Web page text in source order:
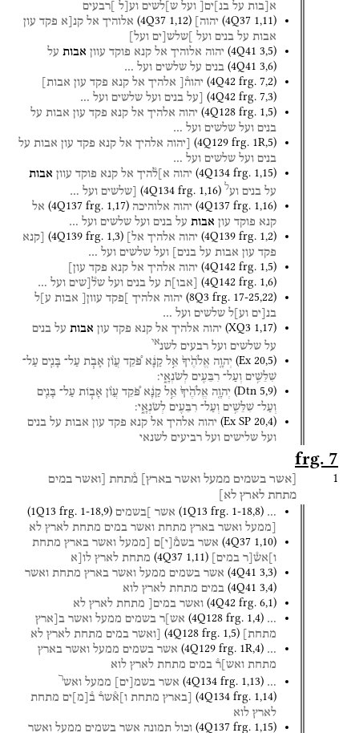
א[בות על בנ]ים[ ועל ש]לשים וע[ל ]רבעים
(4Q37 1,11) יהוה] (4Q37 1,12) אלוהיך אל קנ[א פקד עון
אבות על בנים ועל ]שלש[ים ועל]
(4Q41 3,5) יהוה אלוהיך אל קנא פוקד עוון אבות על
(4Q41 3,6) בנים על שלשים ועל …
(4Q42 frg. 7,2) יהוה֯[ אלהיך אל קנא פקד עון אבות]
(4Q42 frg. 7,3) [על בנים ועל שלשים ועל …
(4Q128 frg. 1,5) יהוה אלהיך אל קנא פקד עון אבות על
בנים ועל שלשים ועל …
(4Q129 frg. 1R,5) [יהוה אלהיך אל קנא פקד עון אבות על
בנים ועל שלשים ועל …
(4Q134 frg. 1,15) יהוה א]ל֯היך אל קנא פוקד עוון אבות
על בנים ועל (4Q134 frg. 1,16) [שלשים ועל …
(4Q137 frg. 1,16) יהוה אלוהיכה (4Q137 frg. 1,17)
אל
קנא פוקד עון אבות על בנים ועל שלשים ועל …
(4Q139 frg. 1,2) יהוה אלהיך אל] (4Q139 frg. 1,3)
[קנא
פקד עון אבות על בנים] ועל שלשים ועל …
(4Q142 frg. 1,5) יהוה אלהיך אל קנא פקד עון]
(4Q142 frg. 1,6) אבו ת על בנים ועל של֯[שים ועל …
(8Q3 frg. 17-25,22) יהוה אלהיך ]פקד עוון[ אבות ע]ל
בנ[ים וע]ל שלשים ועל …
(XQ3 1,17) יהוה אלהיך אל קנא פקד עון אבות על בנים
על שלשים ועל רבעים לשנאי
(Ex 20,5) יְהוָ֤ה אֱלֹהֶ֙יךָ֙ אֵ֣ל קַנָּ֔א פֹּ֠קֵד עֲוֺ֨ן אָבֹ֧ת עַל־ בָּנִ֛ים עַל־
שִׁלֵּשִׁ֥ים וְעַל־ רִבֵּעִ֖ים לְשֹׂנְאָֽ֑י׃
(Dtn 5,9) יְהוָ֤ה אֱלֹהֶ֙יךָ֙ אֵ֣ל קַנָּ֔א פֹּ֠קֵד עֲוֺ֨ן אָב֧וֹת עַל־ בָּנִ֛ים
וְעַל־ שִׁלֵּשִׁ֥ים וְעַל־ רִבֵּעִ֖ים לְשֹׂנְאָֽ֑י׃
(Ex SP 20,4) יהוה אלהיך אל קנא פקד עון אבות על בנים
ועל שלישים ועל רביעים לשנאי
frg. 7
1 [אשר בשמים ממעל ואשר בארץ] מ֯תחת [ואשר במים
מתחת לארץ לא]
…
(1Q13 frg. 1-18,8) אשר ]בשמים (1Q13 frg. 1-18,9)
[ממעל ואשר בארץ מתחת ואשר במים מתחת לארץ לא
(4Q37 1,10) אשר בשמ֯ י ם [ממעל ואשר בארץ מתחת
ו]אש֯[ר במים] (4Q37 1,11) מתחת לארץ לו[א
(4Q41 3,3) אשר בשמים ממעל ואשר בארץ מתחת ואשר
(4Q41 3,4) במים מתחת לארץ לוא
(4Q42 frg. 6,1) ואשר במים[ מתחת לארץ לא
…
(4Q128 frg. 1,4) אש]ר בשמים ממעל ואשר ב[ארץ
מתחת]
(4Q128 frg. 1,5) [ואשר במים מתחת לארץ לא
…
(4Q129 frg. 1R,4) אשר בשמים ממעל ואשר בארץ
מתחת ואש]ר֯ במים מתחת לארץ לוא
…
(4Q134 frg. 1,13) אשר בשמ ים ממעל ואשר
(4Q134 frg. 1,14) [בארץ מתחת ו]א֯שר֯ ב֯ מ ים מתחת
לארץ לוא
(4Q137 frg. 1,15) וכול תמונה אשר בשמים ממעל ואשר